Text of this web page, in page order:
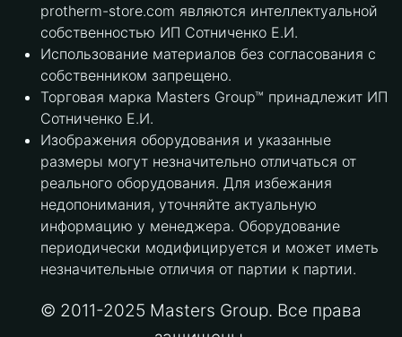
protherm-store.com являются интеллектуальной
собственностью ИП Сотниченко Е.И.
Использование материалов без согласования с
собственником запрещено.
Торговая марка Masters Group™ принадлежит ИП
Сотниченко Е.И.
Изображения оборудования и указанные
размеры могут незначительно отличаться от
реального оборудования. Для избежания
недопонимания, уточняйте актуальную
информацию у менеджера. Оборудование
периодически модифицируется и может иметь
незначительные отличия от партии к партии.
© 2011-2025 Masters Group. Все права